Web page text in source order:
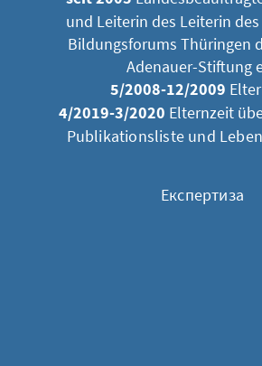
und Leiterin des Leiterin
Bildungsforums Thüringen
Adenauer-Stiftung
5/2008-12/2009
4/2019-3/2020 Elternzeit
Publikationsliste und
Експертиза